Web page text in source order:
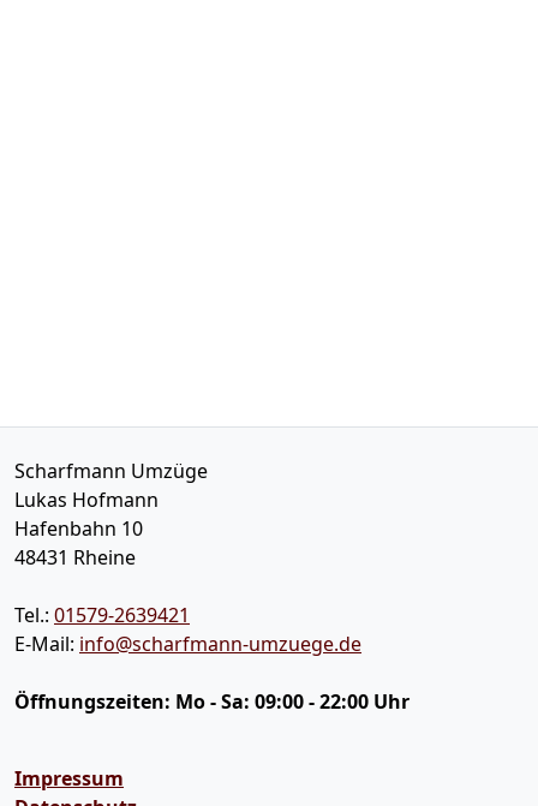
Scharfmann Umzüge
Lukas Hofmann
Hafenbahn 10
48431 Rheine
Tel.: 01579-2639421
E-Mail: info@scharfmann-umzuege.de
Öffnungszeiten: Mo - Sa: 09:00 - 22:00 Uhr
Impressum